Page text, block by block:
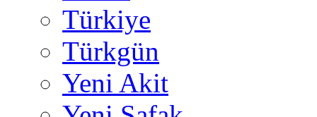
Türkiye
Türkgün
Yeni Akit